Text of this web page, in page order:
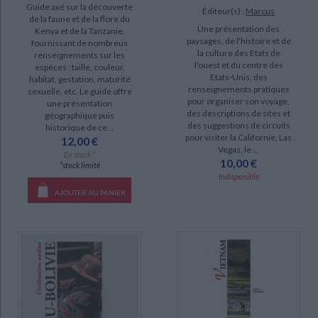
Guide axé sur la découverte
de la faune et de la flore du
Kenya et de la Tanzanie,
fournissant de nombreux
renseignements sur les
espèces : taille, couleur,
habitat, gestation, maturité
sexuelle, etc. Le guide offre
une présentation
géographique puis
historique de ce...
12,00 €
En stock *
*stock limité
AJOUTER AU PANIER
Éditeur(s) : Marcus
Une présentation des
paysages, de l'histoire et de
la culture des Etats de
l'ouest et du centre des
Etats-Unis, des
renseignements pratiques
pour organiser son voyage,
des descriptions de sites et
des suggestions de circuits
pour visiter la Californie, Las
Vegas, le ...
10,00 €
Indisponible